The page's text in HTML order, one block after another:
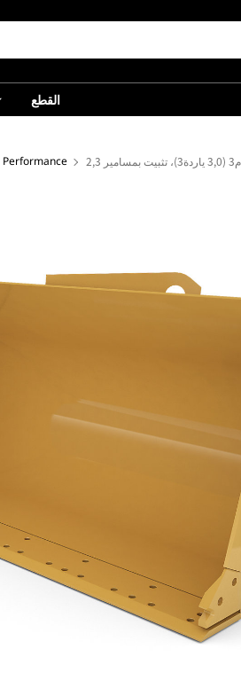
القطع
جرافات الأغراض العامة - الفئة Performance 2,3 م3 (3,0 ياردة3)، تثبيت بمسامير